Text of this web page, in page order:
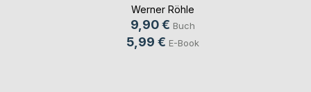
Werner Röhle
9,90 € Buch
5,99 € E-Book